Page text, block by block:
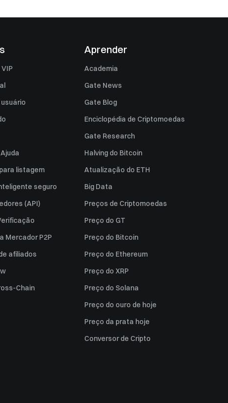
listagem
seguro
(API)
Mercador P2P
afiliados
Chain
Aprender
Academia
Gate News
Gate Blog
Enciclopédia de Criptomoedas
Gate Research
Halving do Bitcoin
Atualização do ETH
Big Data
Preços de Criptomoedas
Preço do GT
Preço do Bitcoin
Preço do Ethereum
Preço do XRP
Preço do Solana
Preço do ouro de hoje
Preço da prata hoje
Conversor de Cripto